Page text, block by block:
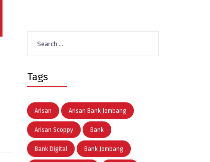
for:
Tags
Arisan Arisan Bank Jombang
Arisan Scoppy Bank
Bank Digital Bank Jombang